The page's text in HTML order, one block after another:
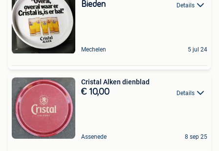
Bieden Details
Mechelen 5 jul 24
Cristal Alken dienblad
€ 10,00 Details
Assenede 8 sep 25